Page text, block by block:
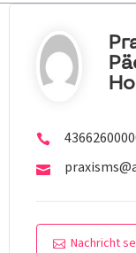
Nachricht